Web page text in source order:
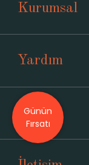
Kurumsal
Yardım
Üyelik
Günün
Fırsatı